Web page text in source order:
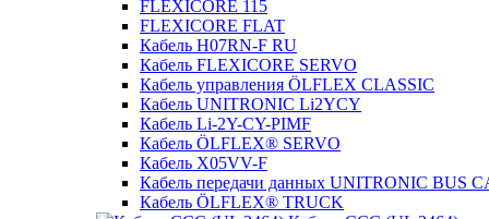
FLEXICORE 115
FLEXICORE FLAT
Кабель H07RN-F RU
Кабель FLEXICORE SERVO
Кабель управления ÖLFLEX CLASSIC
Кабель UNITRONIC Li2YCY
Кабель Li-2Y-CY-PIMF
Кабель ÖLFLEX® SERVO
Кабель X05VV-F
Кабель передачи данных UNITRONIC BUS
Кабель ÖLFLEX® TRUCK